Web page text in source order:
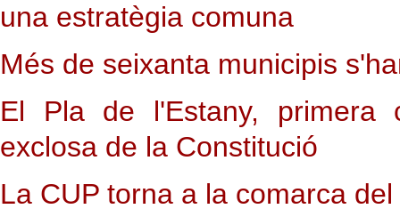
una estratègia comuna
Més de seixanta municipis
El Pla de l'Estany, primera
exclosa de la Constitució
La CUP torna a la comarca